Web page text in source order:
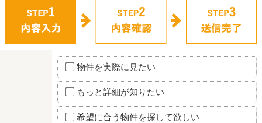
物件を実際に見たい
もっと詳細が知りたい
希望に合う物件を探して欲しい